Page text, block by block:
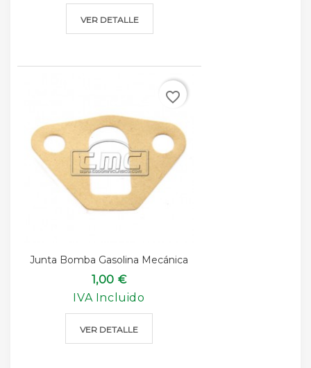
VER DETALLE
Junta Bomba Gasolina Mecánica
1,00 €
IVA Incluido
VER DETALLE
favorite_border